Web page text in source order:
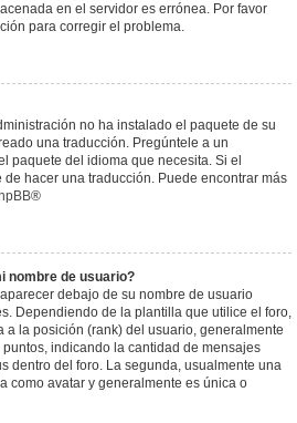
en el servidor es errónea. Por favor
para corregir el problema.
no ha instalado el paquete de su
una traducción. Pregúntele a un
paquete del idioma que necesita. Si el
hacer una traducción. Puede encontrar más
®
nombre de usuario?
debajo de su nombre de usuario
Dependiendo de la plantilla que utilice el foro,
a la posición (rank) del usuario, generalmente
indicando la cantidad de mensajes
dentro del foro. La segunda, usualmente una
como avatar y generalmente es única o